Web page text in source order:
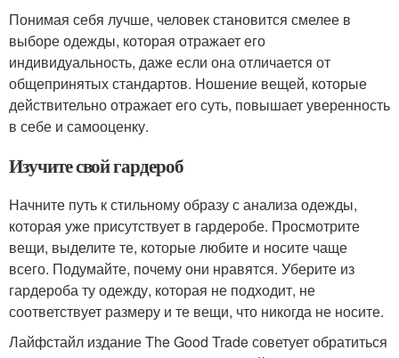
Понимая себя лучше, человек становится смелее в
выборе одежды, которая отражает его
индивидуальность, даже если она отличается от
общепринятых стандартов. Ношение вещей, которые
действительно отражает его суть, повышает уверенность
в себе и самооценку.
Изучите свой гардероб
Начните путь к стильному образу с анализа одежды,
которая уже присутствует в гардеробе. Просмотрите
вещи, выделите те, которые любите и носите чаще
всего. Подумайте, почему они нравятся. Уберите из
гардероба ту одежду, которая не подходит, не
соответствует размеру и те вещи, что никогда не носите.
Лайфстайл издание The Good Trade советует обратиться